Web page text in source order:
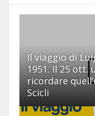
Il viaggio di
1951. Il 25 ott.
ricordare
Scicli